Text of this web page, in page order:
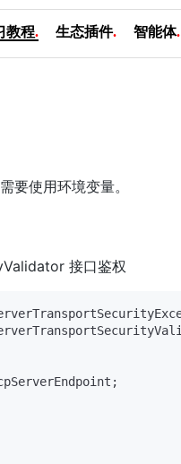
教程. 生态插件. 智能体.
要使用环境变量。
接口鉴权